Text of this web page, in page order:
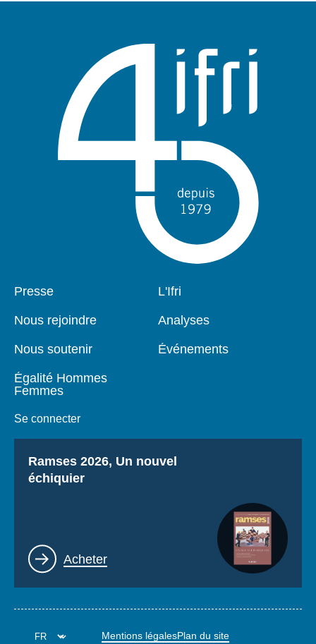
Pied
Presse
Nous rejoindre
Nous soutenir
Égalité Hommes
Femmes
Se connecter
Navigation
L'Ifri
Analyses
Événements
Titre
Ramses 2026, Un nouvel
échiquier
Lien
Acheter
Mentions légalesPlan du site